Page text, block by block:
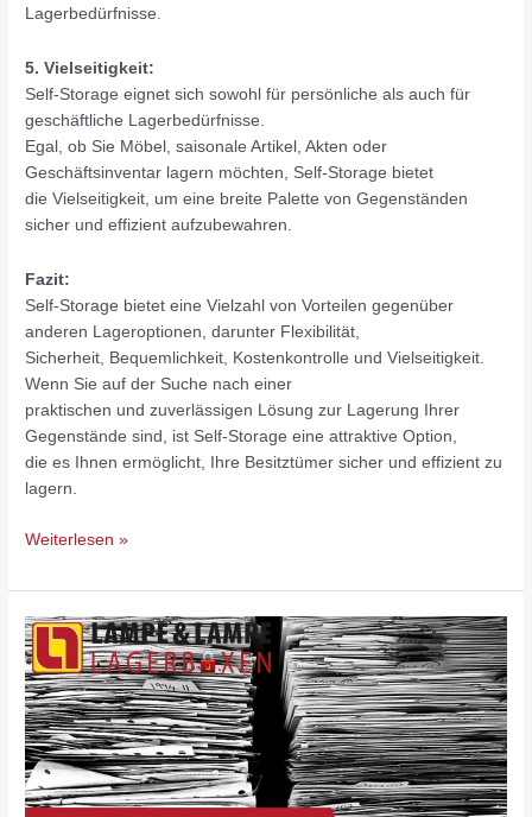
Lagerbedürfnisse.
5. Vielseitigkeit:
Self-Storage eignet sich sowohl für persönliche als auch für
geschäftliche Lagerbedürfnisse.
Egal, ob Sie Möbel, saisonale Artikel, Akten oder
Geschäftsinventar lagern möchten, Self-Storage bietet
die Vielseitigkeit, um eine breite Palette von Gegenständen
sicher und effizient aufzubewahren.
Fazit:
Self-Storage bietet eine Vielzahl von Vorteilen gegenüber
anderen Lageroptionen, darunter Flexibilität,
Sicherheit, Bequemlichkeit, Kostenkontrolle und Vielseitigkeit.
Wenn Sie auf der Suche nach einer
praktischen und zuverlässigen Lösung zur Lagerung Ihrer
Gegenstände sind, ist Self-Storage eine attraktive Option,
die es Ihnen ermöglicht, Ihre Besitztümer sicher und effizient zu
lagern.
Weiterlesen »
Ideen
für
die
Organisation
des
Lagerplatzes